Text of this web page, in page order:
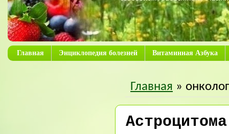
Главная Энциклопедия болезней Витаминная Азбука
Главная »